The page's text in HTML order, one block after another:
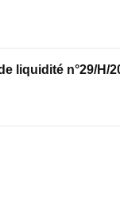
liquidité n°29/H/